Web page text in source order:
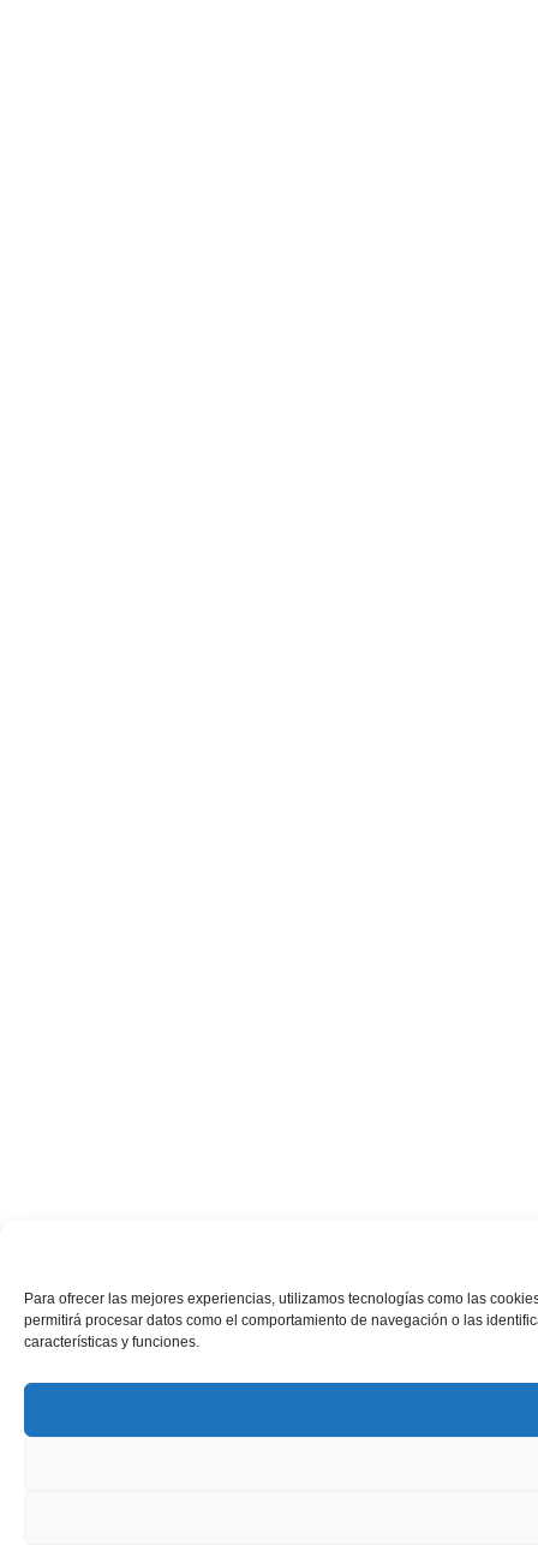
Para ofrecer las mejores experiencias, utilizamos tecnologías como las
permitirá procesar datos como el comportamiento de navegación o las
características y funciones.